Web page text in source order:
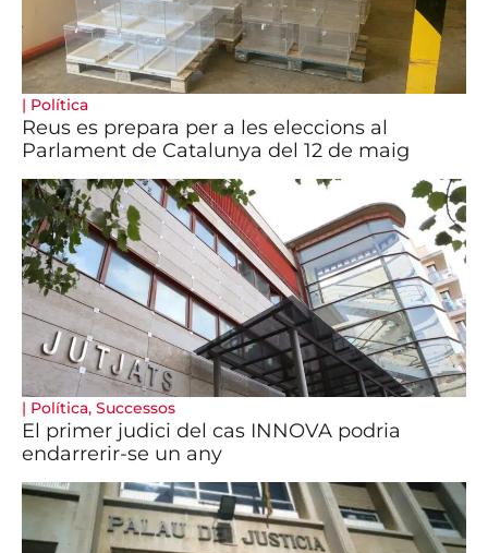
| Política
Reus es prepara per a les eleccions al
Parlament de Catalunya del 12 de maig
| Política, Successos
El primer judici del cas INNOVA podria
endarrerir-se un any